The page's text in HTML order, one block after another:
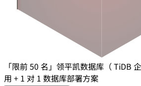
「限前 50 名」领平凯数据库（ TiDB
用 + 1 对 1 数据库部署方案